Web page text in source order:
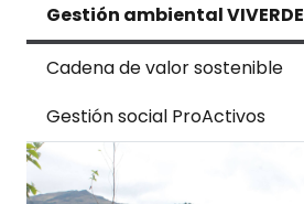
Gestión ambiental VIVERDE
Cadena de valor sostenible
Gestión social ProActivos